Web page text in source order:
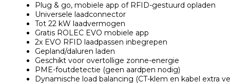
Plug & go, mobiele app of RFID-gestuurd opladen
Universele laadconnector
Tot 22 kW laadvermogen
Gratis ROLEC EVO mobiele app
2x EVO RFID laadpassen inbegrepen
Gepland/daluren laden
Geschikt voor overtollige zonne-energie
PME-foutdetectie (geen aardpen nodig)
Dynamische load balancing (CT-klem en kabel extra